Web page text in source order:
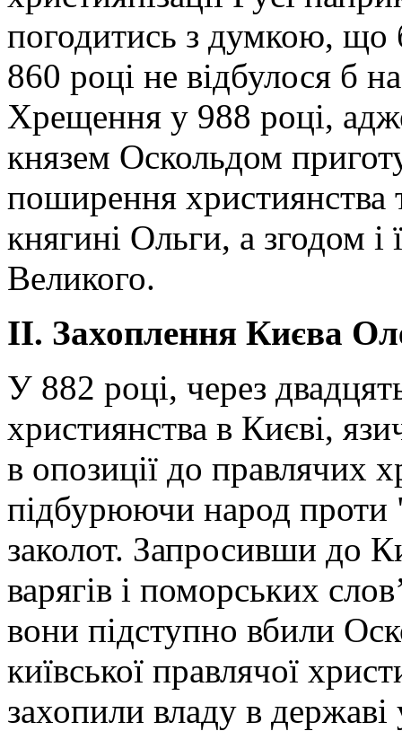
погодитись з думкою, що
860 році не відбулося б
Хрещення у 988 році,
князем Оскольдом
поширення
княгині Ольги, а згодом
Великого.
ІІ. Захоплення Києва
У 882 році, через
християнства в Києві,
в опозиції до правлячих
підбурюючи народ проти
заколот. Запросивши до
варягів і поморських
вони підступно вбили
київської правлячої
захопили владу в державі